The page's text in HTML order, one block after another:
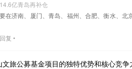
亿青岛再补仓
在济南、厦门、青岛、福州、合肥、衡水、
复 •
旅公募基金项目的独特优势和核心竞争